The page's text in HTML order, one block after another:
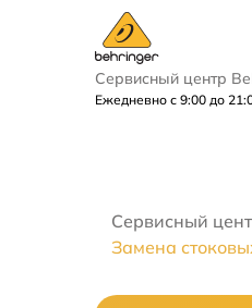
Сервисный центр
Ежедневно с 9:00 до
Сервисный
Замена